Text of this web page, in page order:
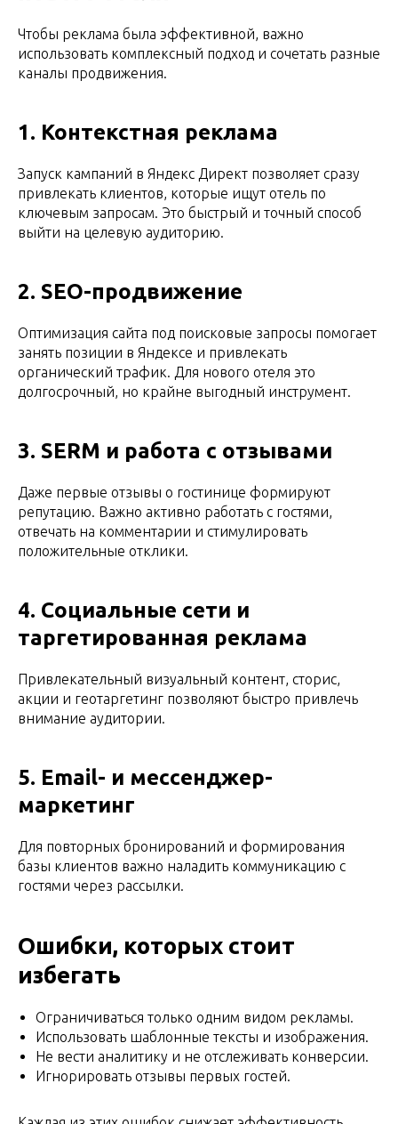
Чтобы реклама была эффективной, важно
использовать комплексный подход и сочетать разные
каналы продвижения.
1. Контекстная реклама
Запуск кампаний в Яндекс Директ позволяет сразу
привлекать клиентов, которые ищут отель по
ключевым запросам. Это быстрый и точный способ
выйти на целевую аудиторию.
2. SEO-продвижение
Оптимизация сайта под поисковые запросы помогает
занять позиции в Яндексе и привлекать
органический трафик. Для нового отеля это
долгосрочный, но крайне выгодный инструмент.
3. SERM и работа с отзывами
Даже первые отзывы о гостинице формируют
репутацию. Важно активно работать с гостями,
отвечать на комментарии и стимулировать
положительные отклики.
4. Социальные сети и
таргетированная реклама
Привлекательный визуальный контент, сторис,
акции и геотаргетинг позволяют быстро привлечь
внимание аудитории.
5. Email- и мессенджер-
маркетинг
Для повторных бронирований и формирования
базы клиентов важно наладить коммуникацию с
гостями через рассылки.
Ошибки, которых стоит
избегать
Ограничиваться только одним видом рекламы.
Использовать шаблонные тексты и изображения.
Не вести аналитику и не отслеживать конверсии.
Игнорировать отзывы первых гостей.